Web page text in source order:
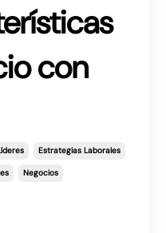
con
Estrategias Laborales
Negocios